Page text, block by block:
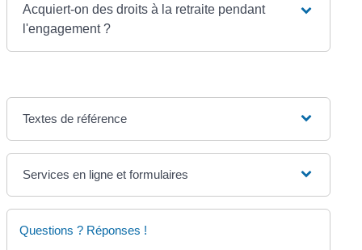
Acquiert-on des droits à la retraite pendant
l'engagement ?
Textes de référence
Services en ligne et formulaires
Questions ? Réponses !